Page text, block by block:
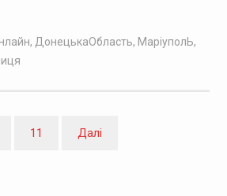
, ДонецькаОбласть, МаріуполЬ,
11 Далі